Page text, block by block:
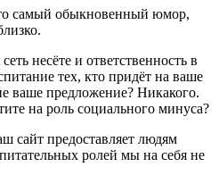
самый обыкновенный юмор,
несёте и ответственность в
тех, кто придёт на ваше
ваше предложение? Никакого.
на роль социального минуса?
сайт предоставляет людям
ролей мы на себя не